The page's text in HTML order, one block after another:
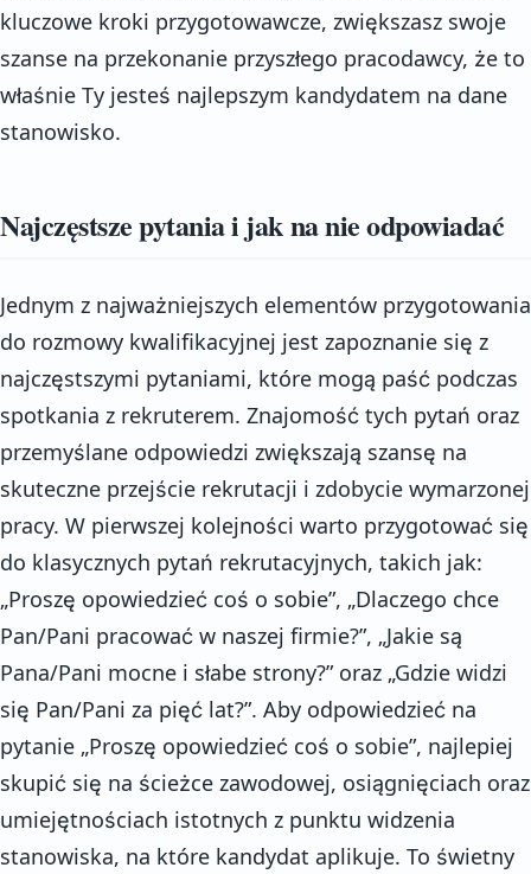
kluczowe kroki przygotowawcze, zwiększasz swoje
szanse na przekonanie przyszłego pracodawcy, że to
właśnie Ty jesteś najlepszym kandydatem na dane
stanowisko.
Najczęstsze pytania i jak na nie odpowiadać
Jednym z najważniejszych elementów przygotowania
do rozmowy kwalifikacyjnej jest zapoznanie się z
najczęstszymi pytaniami, które mogą paść podczas
spotkania z rekruterem. Znajomość tych pytań oraz
przemyślane odpowiedzi zwiększają szansę na
skuteczne przejście rekrutacji i zdobycie wymarzonej
pracy. W pierwszej kolejności warto przygotować się
do klasycznych pytań rekrutacyjnych, takich jak:
„Proszę opowiedzieć coś o sobie”, „Dlaczego chce
Pan/Pani pracować w naszej firmie?”, „Jakie są
Pana/Pani mocne i słabe strony?” oraz „Gdzie widzi
się Pan/Pani za pięć lat?”. Aby odpowiedzieć na
pytanie „Proszę opowiedzieć coś o sobie”, najlepiej
skupić się na ścieżce zawodowej, osiągnięciach oraz
umiejętnościach istotnych z punktu widzenia
stanowiska, na które kandydat aplikuje. To świetny